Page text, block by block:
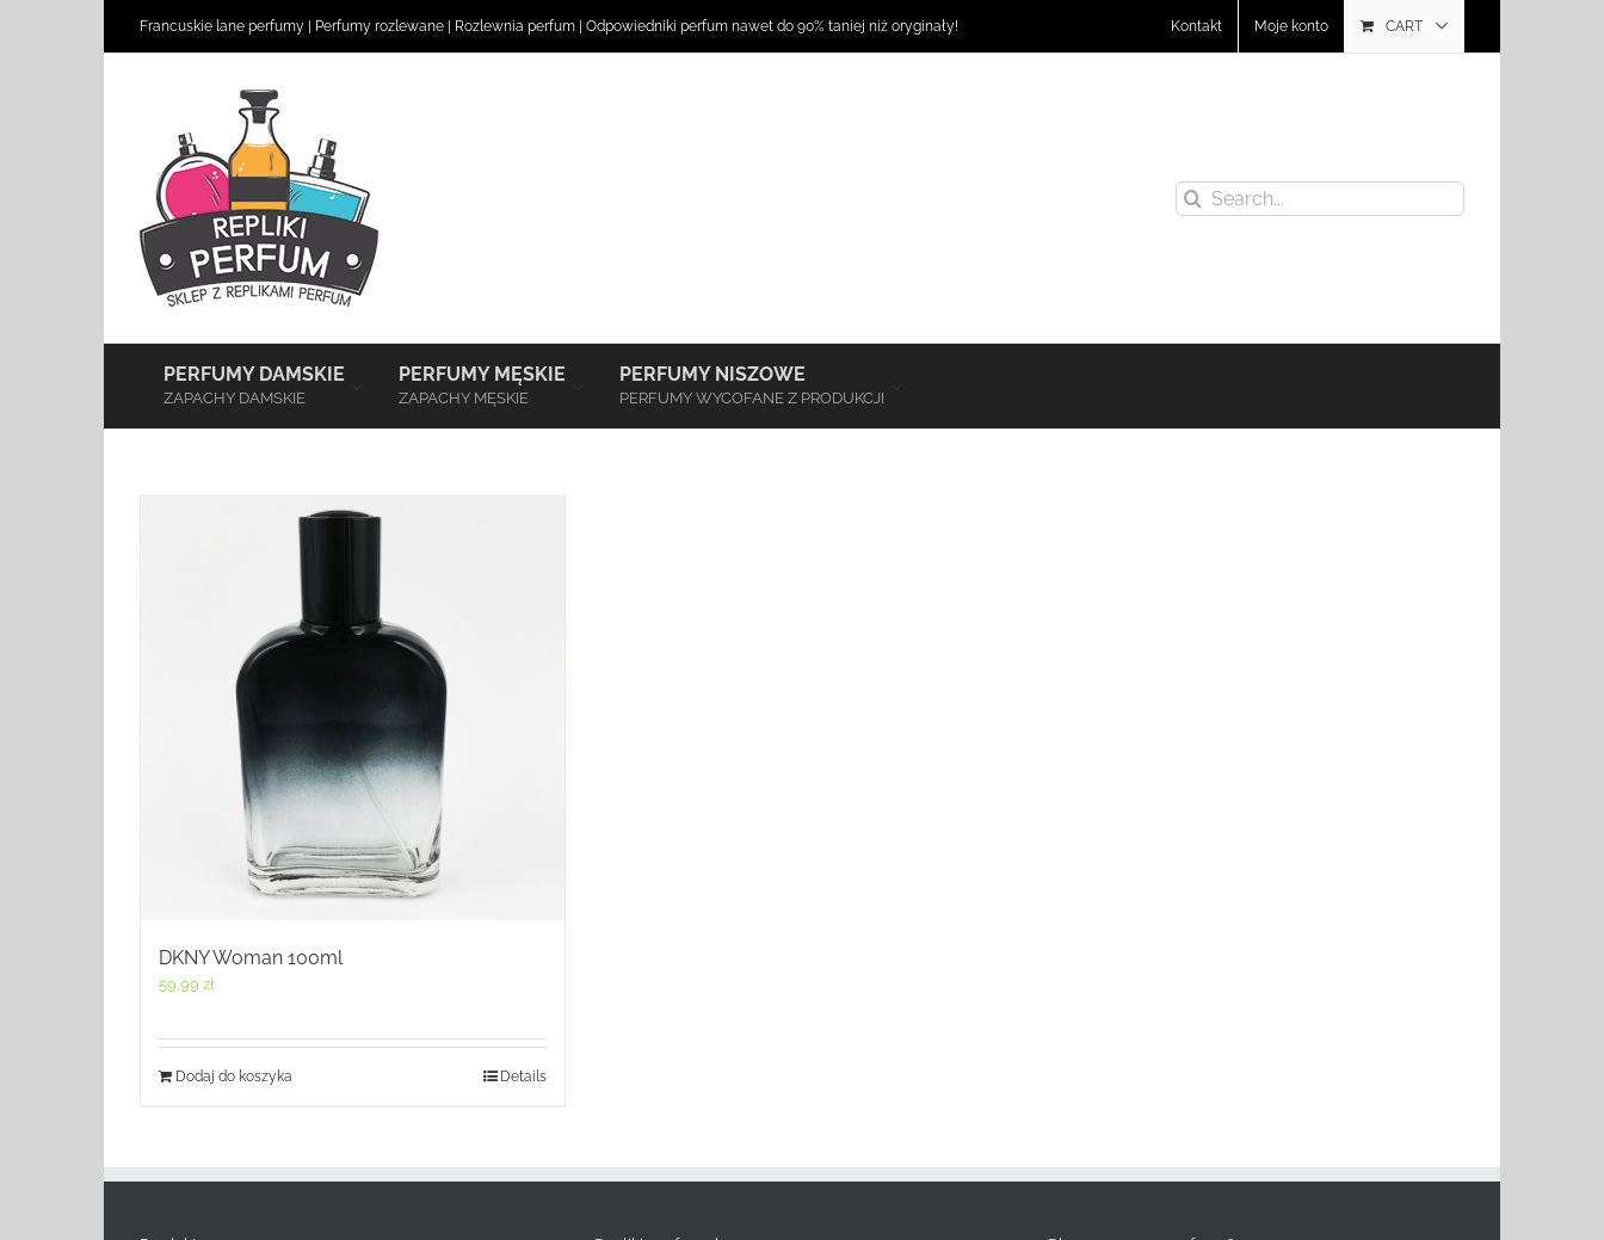
Francuskie lane perfumy Perfumy rozlewane Rozlewnia perfum Odpowiedniki perfum nawet do 90% taniej niż oryginały! Kontakt Moje konto CART
Search
for:
PERFUMY DAMSKIE
ZAPACHY DAMSKIE
PERFUMY MĘSKIE
ZAPACHY MĘSKIE
PERFUMY NISZOWE
PERFUMY WYCOFANE Z PRODUKCJI
DKNY Woman 100ml
59,99 zł
Dodaj do koszyka Details